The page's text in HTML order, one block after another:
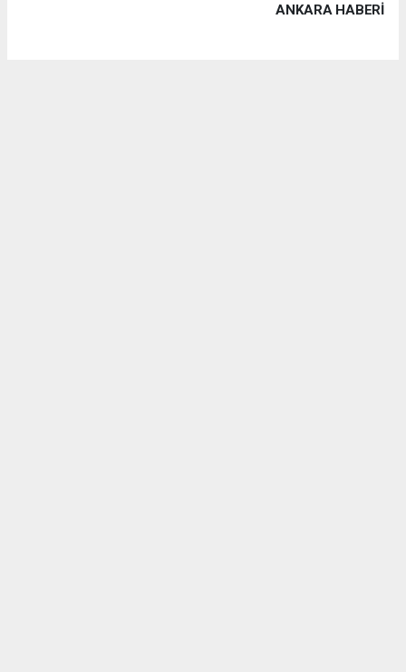
ANKARA HABERİ